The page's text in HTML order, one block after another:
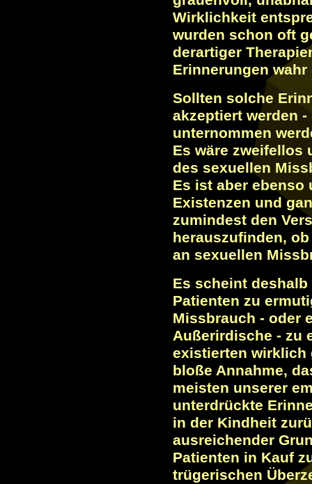
Wirklichkeit
wurden schon oft
derartiger
Erinnerungen
Sollten solche
akzeptiert werden
unternommen
Es wäre zweifellos
des sexuellen
Es ist aber ebenso
Existenzen und
zumindest den
herauszufinden,
an sexuellen
Es scheint
Patienten zu
Missbrauch - oder
Außerirdische - zu
existierten wirklich
bloße Annahme,
meisten unserer
unterdrückte
in der Kindheit
ausreichender
Patienten in Kauf
trügerischen